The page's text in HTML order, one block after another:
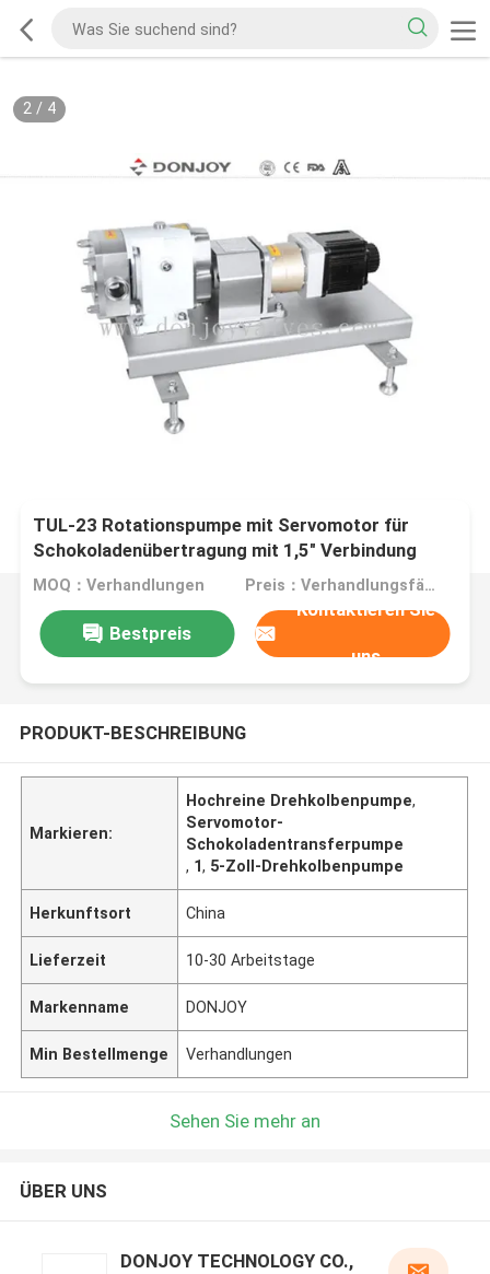
2/ 4
TUL-23 Rotationspumpe mit Servomotor für
Schokoladenübertragung mit 1,5" Verbindung
MOQ：Verhandlungen Preis：Verhandlungsfähig
Bestpreis
Kontaktieren Sie
uns
PRODUKT-BESCHREIBUNG
Markieren:
Hochreine Drehkolbenpumpe,
Servomotor-
Schokoladentransferpumpe
, 1, 5-Zoll-Drehkolbenpumpe
Herkunftsort China
Lieferzeit 10-30 Arbeitstage
Markenname DONJOY
Min Bestellmenge Verhandlungen
Sehen Sie mehr an
ÜBER UNS
DONJOY TECHNOLOGY CO.,